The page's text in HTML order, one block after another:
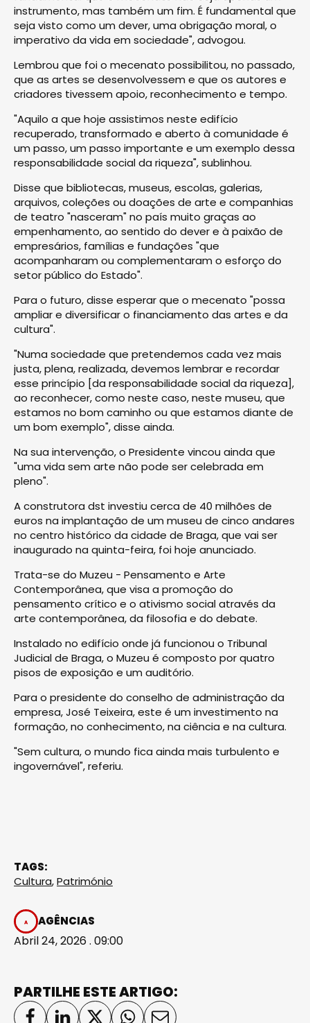
instrumento, mas também um fim. É fundamental que
seja visto como um dever, uma obrigação moral, o
imperativo da vida em sociedade", advogou.
Lembrou que foi o mecenato possibilitou, no passado,
que as artes se desenvolvessem e que os autores e
criadores tivessem apoio, reconhecimento e tempo.
"Aquilo a que hoje assistimos neste edifício
recuperado, transformado e aberto à comunidade é
um passo, um passo importante e um exemplo dessa
responsabilidade social da riqueza", sublinhou.
Disse que bibliotecas, museus, escolas, galerias,
arquivos, coleções ou doações de arte e companhias
de teatro "nasceram" no país muito graças ao
empenhamento, ao sentido do dever e à paixão de
empresários, famílias e fundações "que
acompanharam ou complementaram o esforço do
setor público do Estado".
Para o futuro, disse esperar que o mecenato "possa
ampliar e diversificar o financiamento das artes e da
cultura".
"Numa sociedade que pretendemos cada vez mais
justa, plena, realizada, devemos lembrar e recordar
esse princípio [da responsabilidade social da riqueza],
ao reconhecer, como neste caso, neste museu, que
estamos no bom caminho ou que estamos diante de
um bom exemplo", disse ainda.
Na sua intervenção, o Presidente vincou ainda que
"uma vida sem arte não pode ser celebrada em
pleno".
A construtora dst investiu cerca de 40 milhões de
euros na implantação de um museu de cinco andares
no centro histórico da cidade de Braga, que vai ser
inaugurado na quinta-feira, foi hoje anunciado.
Trata-se do Muzeu - Pensamento e Arte
Contemporânea, que visa a promoção do
pensamento crítico e o ativismo social através da
arte contemporânea, da filosofia e do debate.
Instalado no edifício onde já funcionou o Tribunal
Judicial de Braga, o Muzeu é composto por quatro
pisos de exposição e um auditório.
Para o presidente do conselho de administração da
empresa, José Teixeira, este é um investimento na
formação, no conhecimento, na ciência e na cultura.
"Sem cultura, o mundo fica ainda mais turbulento e
ingovernável", referiu.
TAGS:
Cultura,Património
AGÊNCIAS
Abril 24, 2026 . 09:00
PARTILHE ESTE ARTIGO: